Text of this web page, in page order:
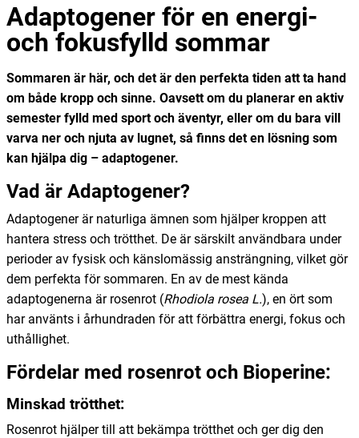
Adaptogener för en energi-
och fokusfylld sommar
Sommaren är här, och det är den perfekta tiden att ta hand
om både kropp och sinne. Oavsett om du planerar en aktiv
semester fylld med sport och äventyr, eller om du bara vill
varva ner och njuta av lugnet, så finns det en lösning som
kan hjälpa dig – adaptogener.
Vad är Adaptogener?
Adaptogener är naturliga ämnen som hjälper kroppen att
hantera stress och trötthet. De är särskilt användbara under
perioder av fysisk och känslomässig ansträngning, vilket gör
dem perfekta för sommaren. En av de mest kända
adaptogenerna är rosenrot (Rhodiola rosea L.), en ört som
har använts i århundraden för att förbättra energi, fokus och
uthållighet.
Fördelar med rosenrot och Bioperine:
Minskad trötthet:
Rosenrot hjälper till att bekämpa trötthet och ger dig den